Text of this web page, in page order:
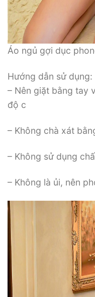
Áo ngủ gợi dục
Hướng dẫn sử dụng:
– Nên giặt bằng tay
độ c
– Không chà xát
– Không sử dụng
– Không là ủi, nên